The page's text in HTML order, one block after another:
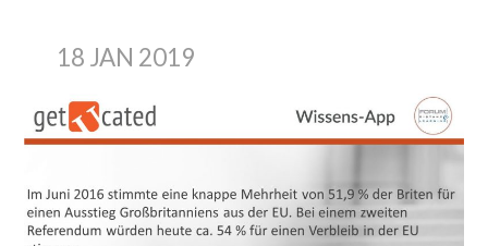
18 JAN 2019